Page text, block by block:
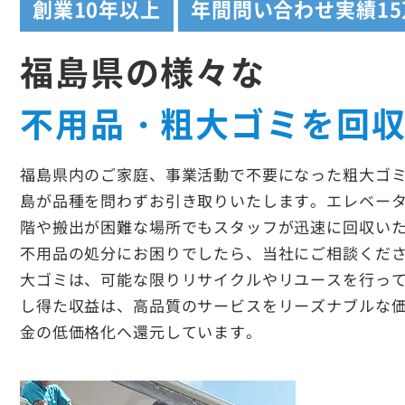
創業10年以上 年間問い合わせ実績
福島県の様々な
不用品・粗大ゴミを回
福島県内のご家庭、事業活動で不要になった粗大ゴ
島が品種を問わずお引き取りいたします。エレベー
階や搬出が困難な場所でもスタッフが迅速に回収い
不用品の処分にお困りでしたら、当社にご相談くだ
大ゴミは、可能な限りリサイクルやリユースを行っ
し得た収益は、高品質のサービスをリーズナブルな
金の低価格化へ還元しています。